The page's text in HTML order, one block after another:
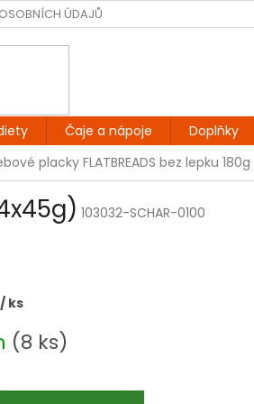
ÚDAJŮ
Čaje a nápoje Doplňky
placky FLATBREADS bez lepku
103032-SCHAR-0100
/ ks
(8 ks)